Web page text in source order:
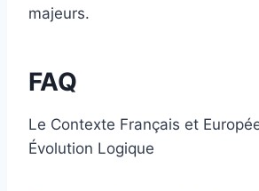
majeurs.
FAQ
Le Contexte Français et
Évolution Logique